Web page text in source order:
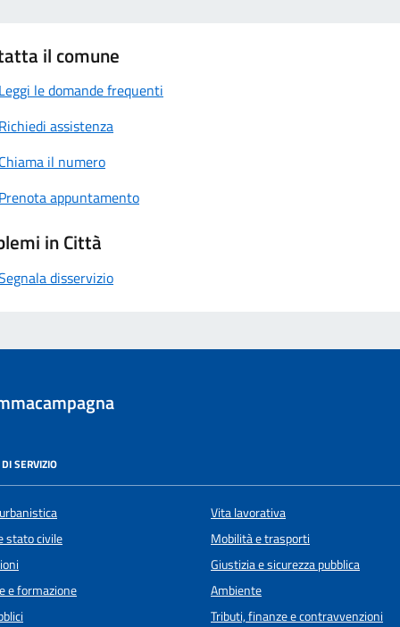
il comune
Leggi le domande frequenti
Richiedi assistenza
Chiama il numero
Prenota appuntamento
in Città
disservizio
SERVIZIO
stato civile
e formazione
Vita lavorativa
Mobilità e trasporti
Giustizia e sicurezza pubblica
Ambiente
Tributi, finanze e contravvenzioni